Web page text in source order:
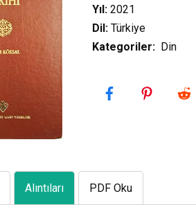
Yıl: 2021
Dil: Türkiye
Kategoriler: Din
Alıntıları PDF Oku